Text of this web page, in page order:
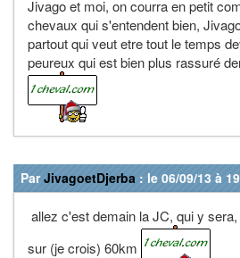
Jivago et moi, on courra en petit
chevaux qui s'entendent bien,
partout qui veut etre tout le temps
peureux qui est bien plus rassuré
ParJivagoetDjerba : le 06/09/13 à
allez c'est demain la JC, qui y
sur (je crois) 60km